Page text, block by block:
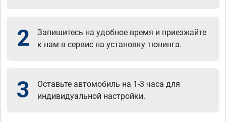
2
Запишитесь на удобное время и приезжайте
к нам в сервис на установку тюнинга.
3
Оставьте автомобиль на 1-3 часа для
индивидуальной настройки.